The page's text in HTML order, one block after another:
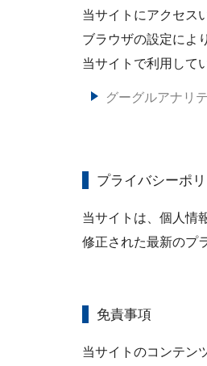
当サイトにアクセス
ブラウザの設定によ
当サイトで利用して
グーグルアナリ
プライバシーポ
当サイトは、個人情
修正された最新のプ
免責事項
当サイトのコンテン